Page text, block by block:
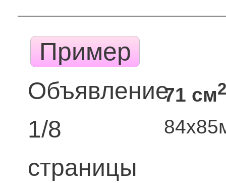
Пример
Объявление
1/8
страницы
71 см2